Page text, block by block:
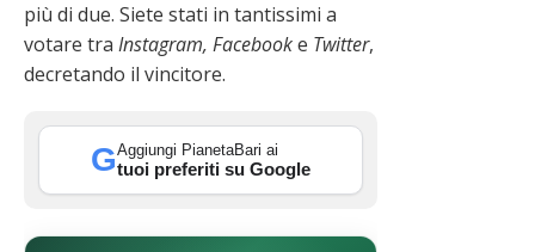
più di due. Siete stati in tantissimi a
votare tra Instagram, Facebooke Twitter,
decretando il vincitore.
GAggiungi PianetaBari ai
tuoi preferiti su Google